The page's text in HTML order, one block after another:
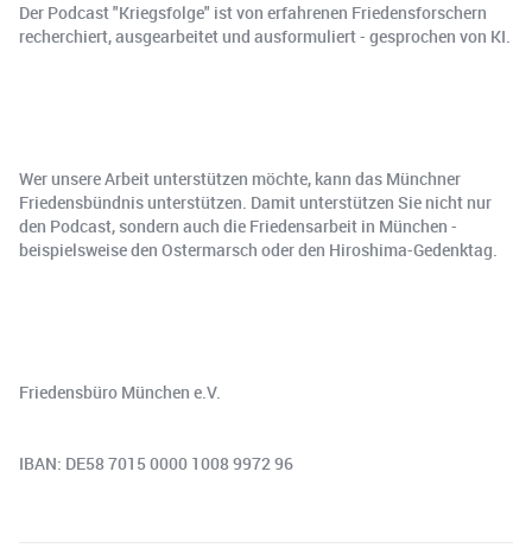
Der Podcast "Kriegsfolge" ist von erfahrenen Friedensforschern
recherchiert, ausgearbeitet und ausformuliert - gesprochen von KI.
Wer unsere Arbeit unterstützen möchte, kann das Münchner
Friedensbündnis unterstützen. Damit unterstützen Sie nicht nur
den Podcast, sondern auch die Friedensarbeit in München -
beispielsweise den Ostermarsch oder den Hiroshima-Gedenktag.
Friedensbüro München e.V.
IBAN: DE58 7015 0000 1008 9972 96